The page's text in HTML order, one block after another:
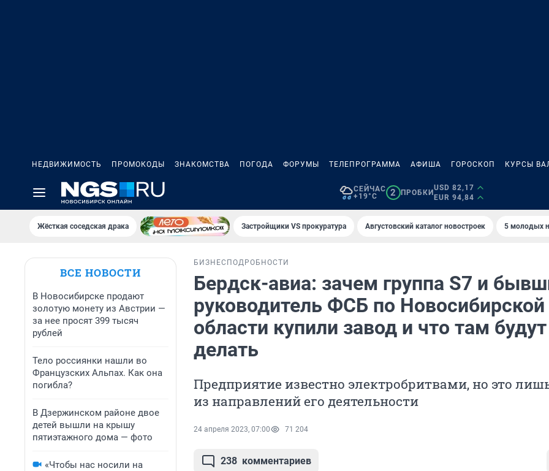
НЕДВИЖИМОСТЬ ПРОМОКОДЫ ЗНАКОМСТВА ПОГОДА ФОРУМЫ ТЕЛЕПРОГРАММА АФИША ГОРОСКОП КУРСЫ
СЕЙЧАС
+19°C
2 ПРОБКИ
USD 82,17
EUR 94,84
Жёсткая соседская драка Застройщики VS прокуратура Августовский каталог новостроек 5 молодых
ВСЕ НОВОСТИ
В Новосибирске продают
золотую монету из Австрии —
за нее просят 399 тысяч
рублей
Тело россиянки нашли во
Французских Альпах. Как она
погибла?
В Дзержинском районе двое
детей вышли на крышу
пятиэтажного дома — фото
«Чтобы нас носили на
БИЗНЕС ПОДРОБНОСТИ
Бердск-авиа: зачем группа S7 и
руководитель ФСБ по Новосибирской
области купили завод и что там будут
делать
Предприятие известно электробритвами, но это
из направлений его деятельности
24 апреля 2023, 07:00 71 204
238 комментариев